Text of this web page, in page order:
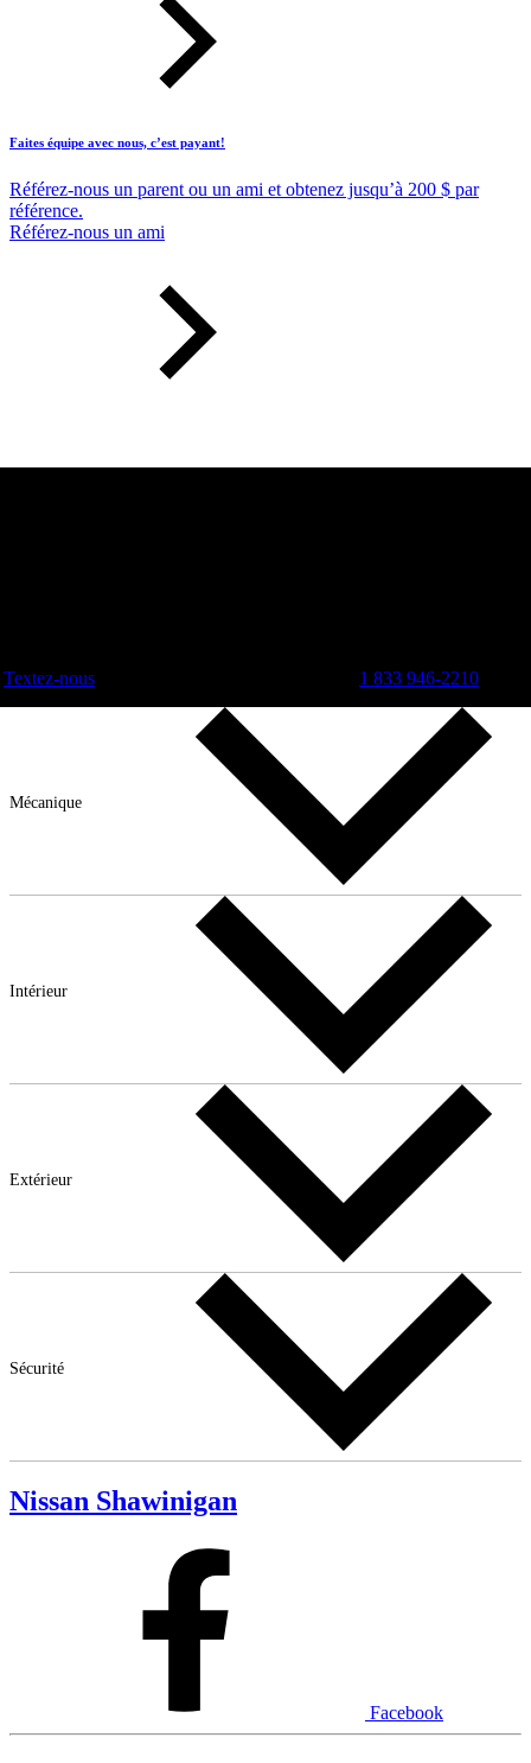
Faites équipe avec nous, c’est payant!
Référez-nous un parent ou un ami et obtenez jusqu’à 200 $ par
référence.
Référez-nous un ami
Textez-nous 1 833 946-2210
Mécanique
Intérieur
Extérieur
Sécurité
Nissan Shawinigan
Facebook